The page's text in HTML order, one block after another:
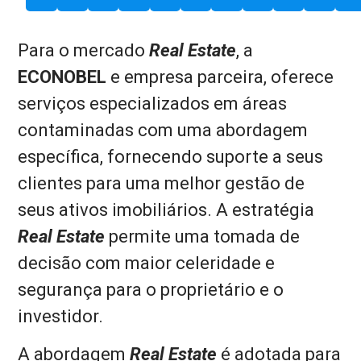
Para o mercadoReal Estate, a
ECONOBEL e empresa parceira, oferece
serviços especializados em áreas
contaminadas com uma abordagem
específica, fornecendo suporte a seus
clientes para uma melhor gestão de
seus ativos imobiliários. A estratégia
Real Estate permite uma tomada de
decisão com maior celeridade e
segurança para o proprietário e o
investidor.
A abordagemReal Estate é adotada para